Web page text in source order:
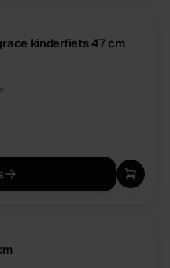
kinderfiets 47 cm